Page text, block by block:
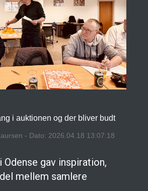
i auktionen og der bliver budt
- Dato: 2026.04.18 13:07:18
gav inspiration,
mellem samlere